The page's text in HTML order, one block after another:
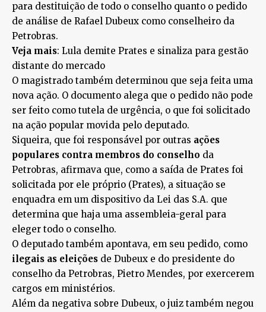
para destituição de todo o conselho quanto o pedido
de análise de Rafael Dubeux como conselheiro da
Petrobras.
Veja mais: Lula demite Prates e sinaliza para gestão
distante do mercado
O magistrado também determinou que seja feita uma
nova ação. O documento alega que o pedido não pode
ser feito como tutela de urgência, o que foi solicitado
na ação popular movida pelo deputado.
Siqueira, que foi responsável por outras ações
populares contra membros do conselho da
Petrobras, afirmava que, como a saída de Prates foi
solicitada por ele próprio (Prates), a situação se
enquadra em um dispositivo da Lei das S.A. que
determina que haja uma assembleia-geral para
eleger todo o conselho.
O deputado também apontava, em seu pedido, como
ilegais as eleições de Dubeux e do presidente do
conselho da Petrobras, Pietro Mendes, por exercerem
cargos em ministérios.
Além da negativa sobre Dubeux, o juiz também negou